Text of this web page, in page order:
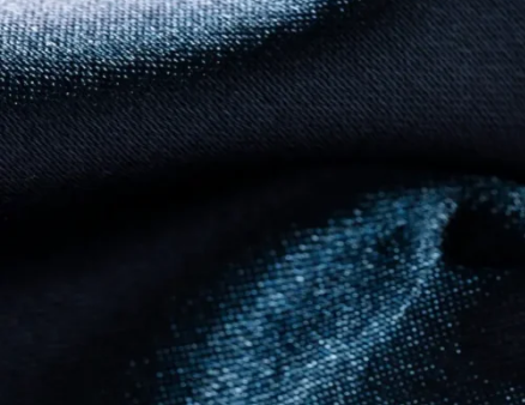
Parturient convallis
A sit tellus a curabitur ornare consectetur laoreet eget nec
suspendisse posuere faucibus vehicula suspendisse laoreet
non adipiscing facilisi ullamcorper parturient ultricies
condimentum parturient. Libero suspendisse facilisis
nostra suspendisse nec adipiscing donec vestibulum a
Scelerisque vulputate
Urna suspendisse parturient suspendisse imperdiet